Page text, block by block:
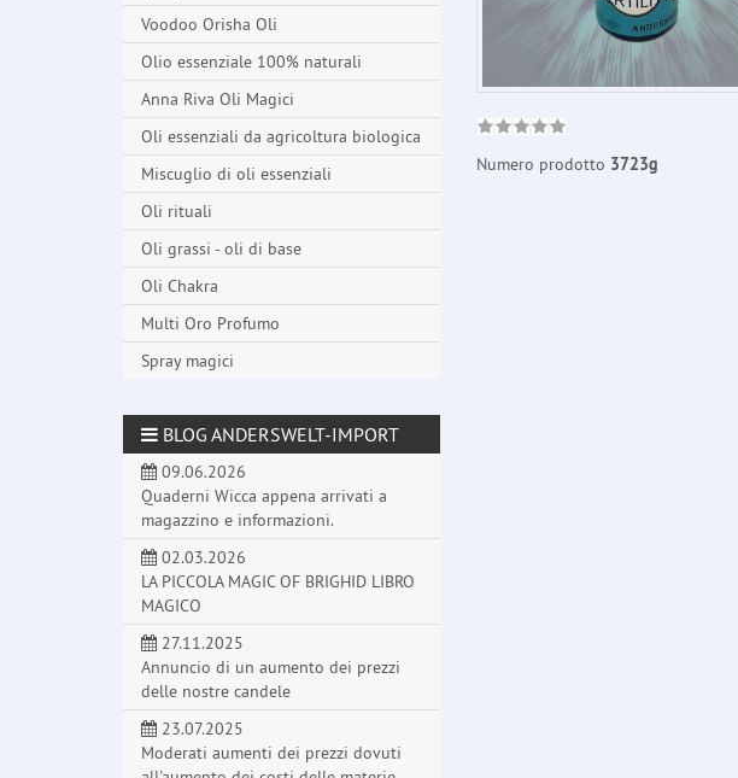
Numero prodotto 3723g
Voodoo Orisha Oli
Olio essenziale 100% naturali
Anna Riva Oli Magici
Oli essenziali da agricoltura biologica
Miscuglio di oli essenziali
Oli rituali
Oli grassi - oli di base
Oli Chakra
Multi Oro Profumo
Spray magici
BLOG ANDERSWELT-IMPORT
09.06.2026
Quaderni Wicca appena arrivati a
magazzino e informazioni.
02.03.2026
LA PICCOLA MAGIC OF BRIGHID LIBRO
MAGICO
27.11.2025
Annuncio di un aumento dei prezzi
delle nostre candele
23.07.2025
Moderati aumenti dei prezzi dovuti